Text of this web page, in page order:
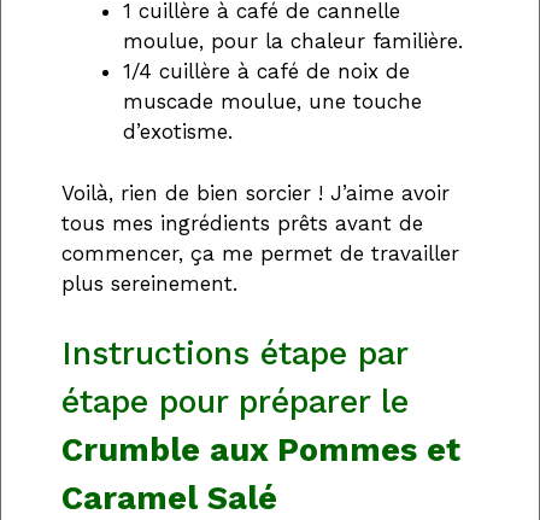
1 cuillère à café de cannelle
moulue, pour la chaleur familière.
1/4 cuillère à café de noix de
muscade moulue, une touche
d’exotisme.
Voilà, rien de bien sorcier ! J’aime avoir
tous mes ingrédients prêts avant de
commencer, ça me permet de travailler
plus sereinement.
Instructions étape par
étape pour préparer le
Crumble aux Pommes et
Caramel Salé